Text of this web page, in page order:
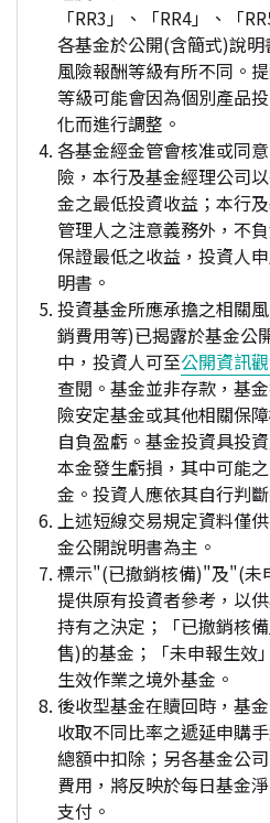
「RR3」、「RR4」、「
各基金於公開(含簡式)說
風險報酬等級有所不同。
等級可能會因為個別產品
化而進行調整。
各基金經金管會核准或同
險，本行及基金經理公司
金之最低投資收益；本行
管理人之注意義務外，不
保證最低之收益，投資人
明書。
投資基金所應承擔之相關
銷費用等)已揭露於基金公
中，投資人可至公開資訊
查閱。基金並非存款，基
險安定基金或其他相關保
自負盈虧。基金投資具投
本金發生虧損，其中可能
金。投資人應依其自行判
上述短線交易規定資料僅
金公開說明書為主。
標示"(已撤銷核備)"及"(未
提供原有投資者參考，以
持有之決定；「已撤銷核
售)的基金；「未申報生效
生效作業之境外基金。
後收型基金在贖回時，基
收取不同比率之遞延申購
總額中扣除；另各基金公
費用，將反映於每日基金
支付。